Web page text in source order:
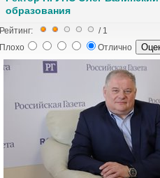
образования
Рейтинг:
/ 1
Плохо
Отлично